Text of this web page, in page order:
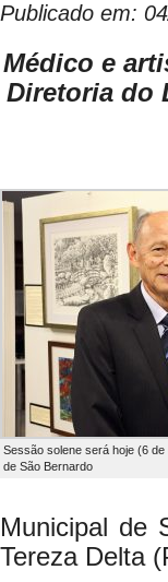
Publicado em:
Médico e
Diretoriado
Sessão solene será hoje (6
de São Bernardo
Municipal de
Tereza Delta